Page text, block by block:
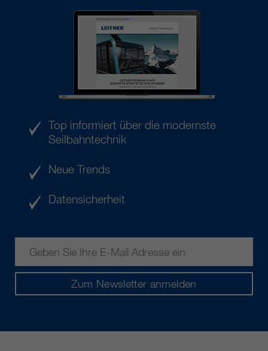
Zum Newsletter anmelden
Top informiert über die modernste
Seilbahntechnik
Neue Trends
Datensicherheit